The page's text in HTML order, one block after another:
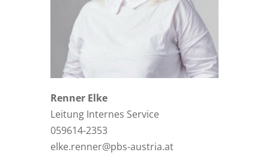
Renner Elke
Leitung Internes Service
059614-2353
elke.renner@pbs-austria.at